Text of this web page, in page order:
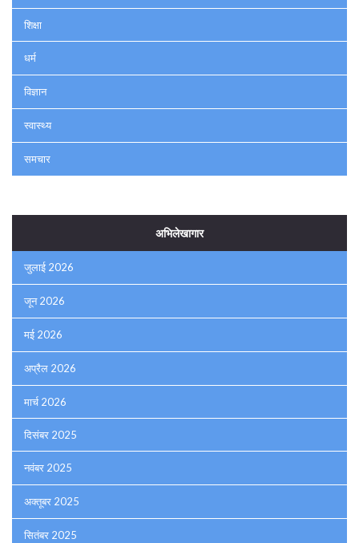
शिक्षा
धर्म
विज्ञान
स्वास्थ्य
समचार
अभिलेखागार
जुलाई 2026
जून 2026
मई 2026
अप्रैल 2026
मार्च 2026
दिसंबर 2025
नवंबर 2025
अक्तूबर 2025
सितंबर 2025